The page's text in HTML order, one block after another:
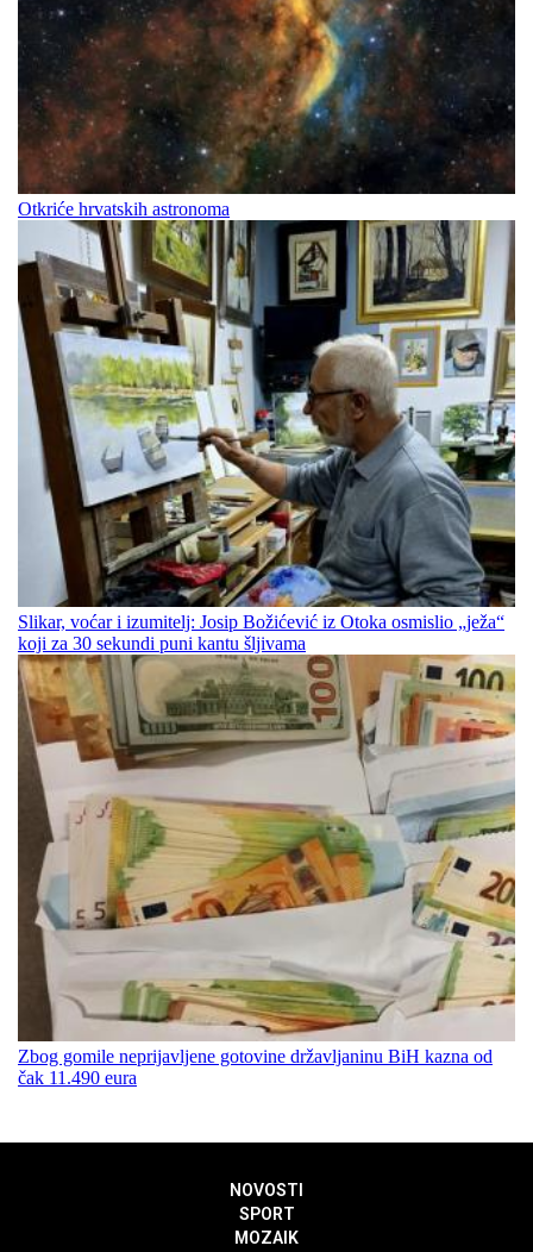
Otkriće hrvatskih astronoma
Slikar, voćar i izumitelj: Josip Božićević iz Otoka osmislio „ježa“
koji za 30 sekundi puni kantu šljivama
Zbog gomile neprijavljene gotovine državljaninu BiH kazna od
čak 11.490 eura
NOVOSTI
SPORT
MOZAIK